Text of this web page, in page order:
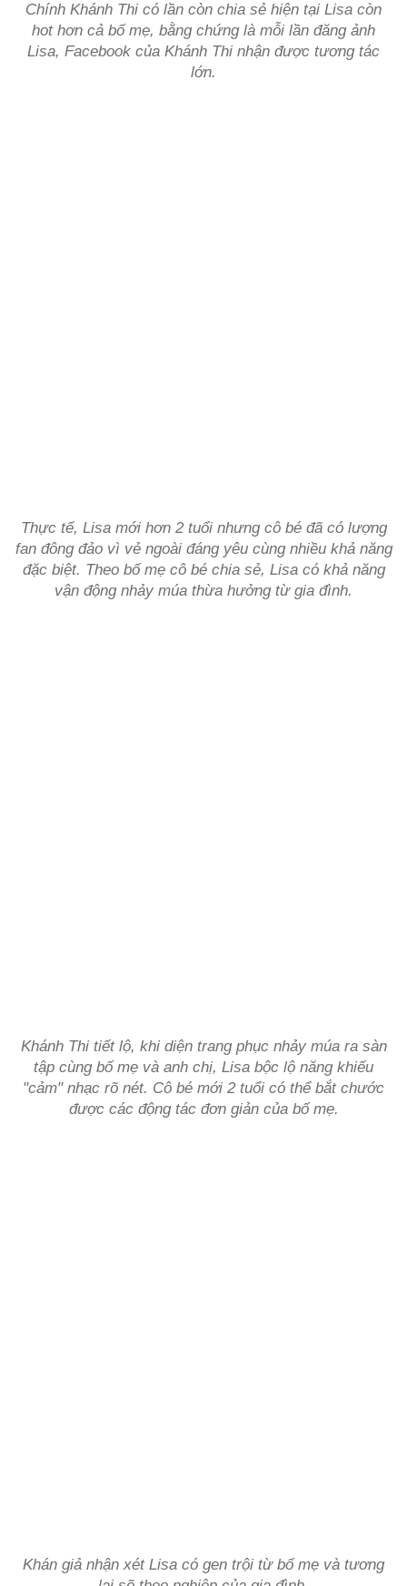
Chính Khánh Thi có lần còn chia sẻ hiện tại Lisa còn
hot hơn cả bố mẹ, bằng chứng là mỗi lần đăng ảnh
Lisa, Facebook của Khánh Thi nhận được tương tác
lớn.
Thực tế, Lisa mới hơn 2 tuổi nhưng cô bé đã có lượng
fan đông đảo vì vẻ ngoài đáng yêu cùng nhiều khả năng
đặc biệt. Theo bố mẹ cô bé chia sẻ, Lisa có khả năng
vận động nhảy múa thừa hưởng từ gia đình.
Khánh Thi tiết lộ, khi diện trang phục nhảy múa ra sàn
tập cùng bố mẹ và anh chị, Lisa bộc lộ năng khiếu
"cảm" nhạc rõ nét. Cô bé mới 2 tuổi có thể bắt chước
được các động tác đơn giản của bố mẹ.
Khán giả nhận xét Lisa có gen trội từ bố mẹ và tương